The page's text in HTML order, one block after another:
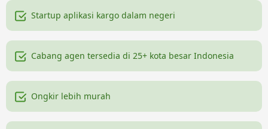
Startup aplikasi kargo dalam negeri
Cabang agen tersedia di 25+ kota besar Indonesia
Ongkir lebih murah